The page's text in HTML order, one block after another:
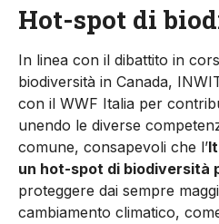
Hot-spot di
In linea con il dibattito in
biodiversità in Canada,
con il WWF Italia per
unendo le diverse
comune, consapevoli che l’
un hot-spot di biodiversità
proteggere dai sempre
cambiamento climatico,